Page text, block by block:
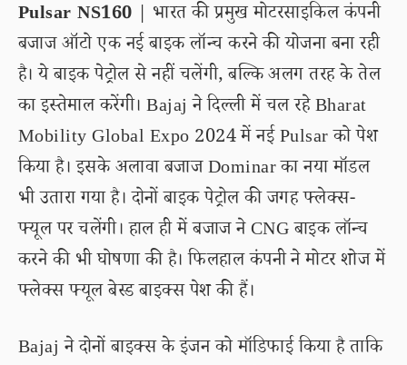
Pulsar NS160 | भारत की प्रमुख मोटरसाइकिल कंपनी
बजाज ऑटो एक नई बाइक लॉन्च करने की योजना बना रही
है। ये बाइक पेट्रोल से नहीं चलेंगी, बल्कि अलग तरह के तेल
का इस्तेमाल करेंगी। Bajaj ने दिल्ली में चल रहे Bharat
Mobility Global Expo 2024 में नई Pulsar को पेश
किया है। इसके अलावा बजाज Dominar का नया मॉडल
भी उतारा गया है। दोनों बाइक पेट्रोल की जगह फ्लेक्स-
फ्यूल पर चलेंगी। हाल ही में बजाज ने CNG बाइक लॉन्च
करने की भी घोषणा की है। फिलहाल कंपनी ने मोटर शोज में
फ्लेक्स फ्यूल बेस्ड बाइक्स पेश की हैं।
Bajaj ने दोनों बाइक्स के इंजन को मॉडिफाई किया है ताकि